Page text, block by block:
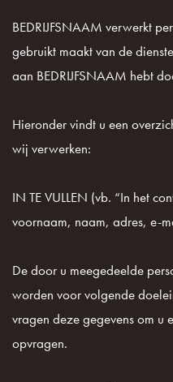
BEDRIJFSNAAM verwerkt
gebruikt maakt van de
aan BEDRIJFSNAAM hebt
Hieronder vindt u een
wij verwerken:
IN TE VULLEN (vb. “In het
voornaam, naam, adres, e-
De door u meegedeelde
worden voor volgende
vragen deze gegevens om u
opvragen.